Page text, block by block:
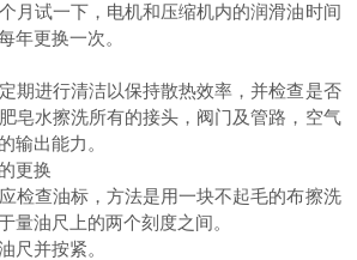
月试一下，电机和压缩机内的润滑油时间
年更换一次。
期进行清洁以保持散热效率，并检查是否
皂水擦洗所有的接头，阀门及管路，空气
输出能力。
更换
检查油标，方法是用一块不起毛的布擦洗
量油尺上的两个刻度之间。
尺并按紧。